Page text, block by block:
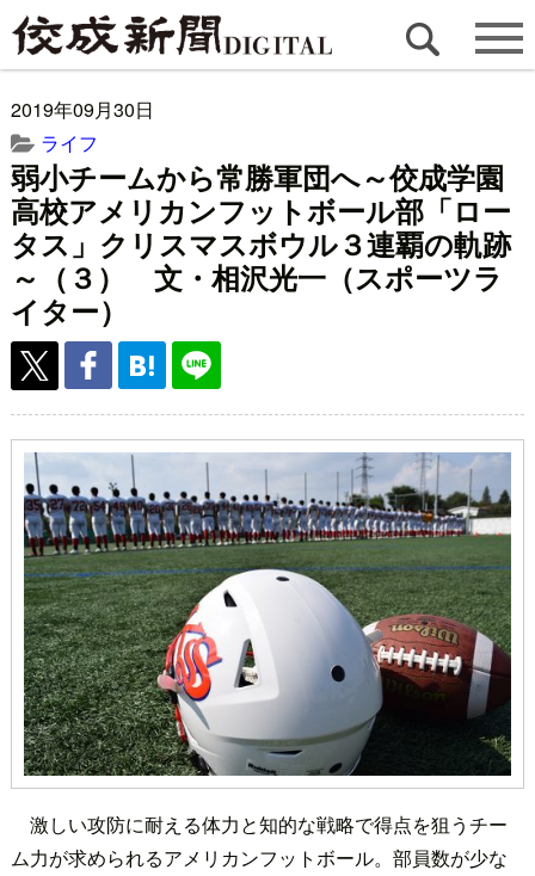
2019年09月30日
ライフ
弱小チームから常勝軍団へ～佼成学園
高校アメリカンフットボール部「ロー
タス」クリスマスボウル３連覇の軌跡
～（３） 文・相沢光一（スポーツラ
イター）
激しい攻防に耐える体力と知的な戦略で得点を狙うチー
ム力が求められるアメリカンフットボール。部員数が少な